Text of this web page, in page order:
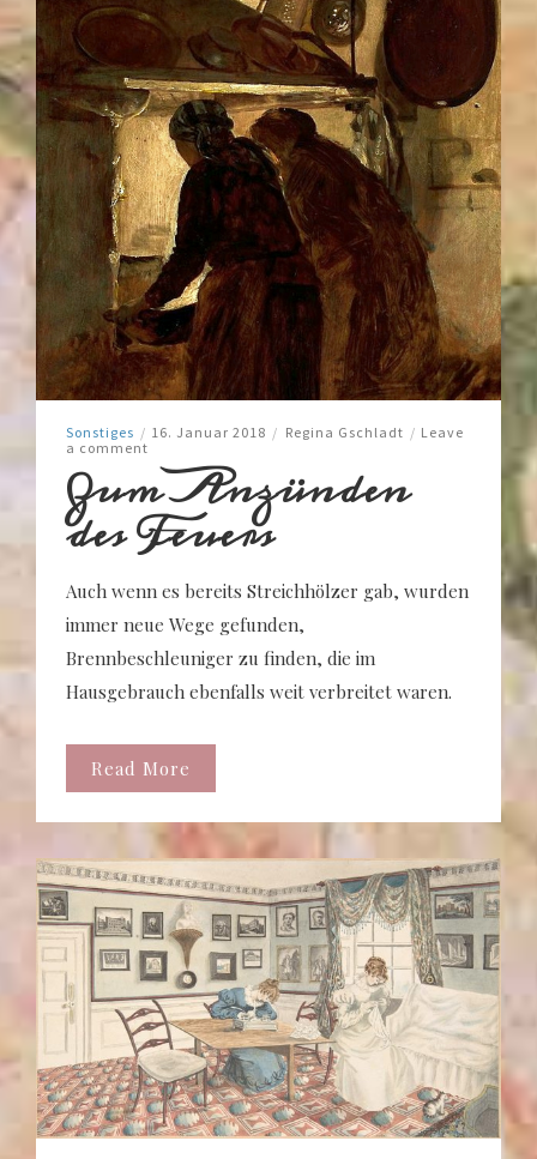
Sonstiges / 16. Januar 2018 / Regina Gschladt / Leave
a comment
Zum Anzünden
des Feuers
Auch wenn es bereits Streichhölzer gab, wurden
immer neue Wege gefunden,
Brennbeschleuniger zu finden, die im
Hausgebrauch ebenfalls weit verbreitet waren.
Read More